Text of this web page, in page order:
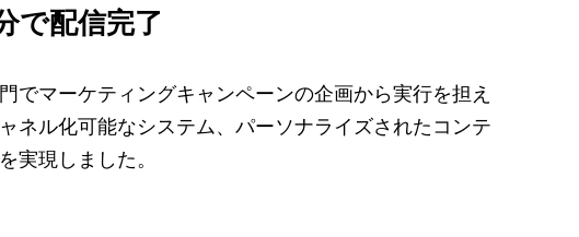
で配信完了
でマーケティングキャンペーンの企画から実行を担え
ネル化可能なシステム、パーソナライズされたコンテ
実現しました。